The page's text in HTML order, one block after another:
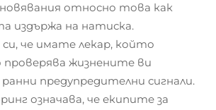
относно това как
издържа на натиска.
че имате лекар, който
проверява жизнените ви
предупредителни сигнали.
означава, че екипите за